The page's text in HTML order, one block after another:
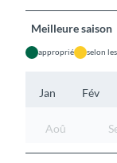
Meilleure saison
approprié selon
Jan Fév
Aoû